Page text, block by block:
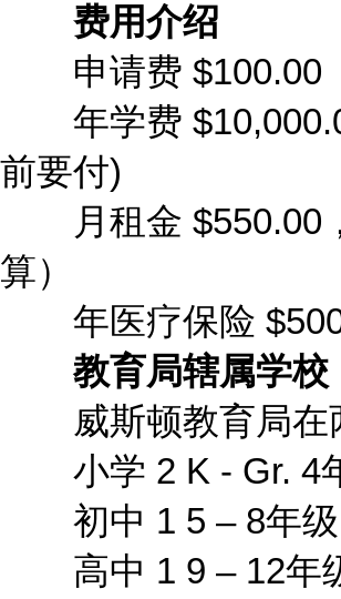
费用介绍
申请费 $100.00
年学费
前要付)
月租金 $550.00，
算）
年医疗保险
教育局辖属学校
威斯顿教育局在
小学 2 K - Gr. 4
初中 1 5 – 8年级
高中 1 9 – 12年